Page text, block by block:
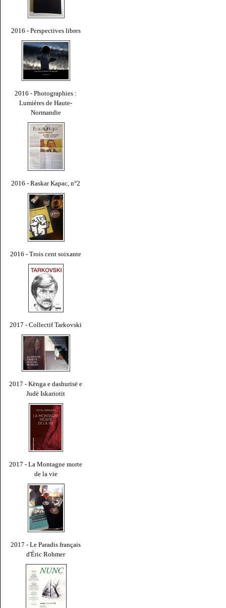
2016 - Perspectives libres
2016 - Photographies :
Lumières de Haute-
Normandie
2016 - Raskar Kapac, n°2
2016 - Trois cent soixante
2017 - Collectif Tarkovski
2017 - Kënga e dashurisë e
Judë Iskariotit
2017 - La Montagne morte
de la vie
2017 - Le Paradis français
d'Éric Rohmer